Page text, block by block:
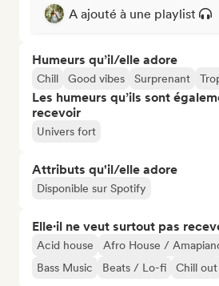
A ajouté à une playlist
Humeurs qu’il/elle adore
Chill Good vibes Surprenant
Les humeurs qu’ils sont
recevoir
Univers fort
Attributs qu'il/elle adore
Disponible sur Spotify
Elle·il ne veut surtout pas
Acid house Afro House /
Bass Music
Beats / Lo-fi Chill out